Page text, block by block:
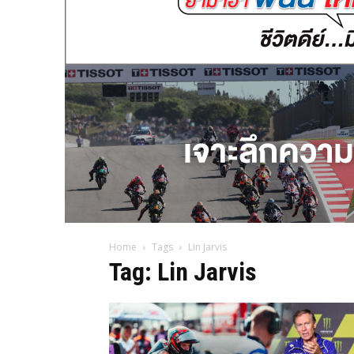
Home Tags Lin Jarvis
Tag: Lin Jarvis